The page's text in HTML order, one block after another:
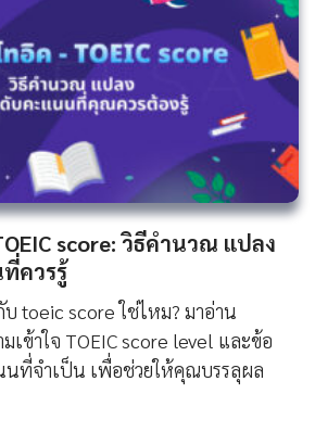
score: วิธีคำนวณ แปลง
ควรรู้
บ toeic score ใช่ไหม? มาอ่าน
เข้าใจ TOEIC score level และข้อ
นที่จำเป็น เพื่อช่วยให้คุณบรรลุผล